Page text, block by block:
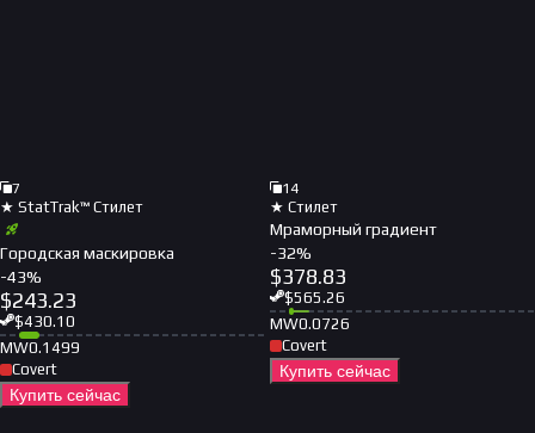
7
★ StatTrak™ Стилет
Городская маскировка
-43%
$243.23
$430.10
MW0.1499
Covert
Купить сейчас
14
★ Стилет
Мраморный градиент
-32%
$378.83
$565.26
MW0.0726
Covert
Купить сейчас